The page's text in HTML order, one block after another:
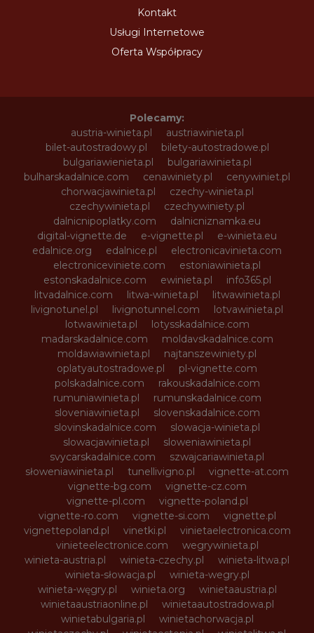
Kontakt
Usługi Internetowe
Oferta Współpracy
Polecamy:
austria-winieta.pl
austriawinieta.pl
bilet-autostradowy.pl
bilety-autostradowe.pl
bulgariawienieta.pl
bulgariawinieta.pl
bulharskadalnice.com
cenawiniety.pl
cenywiniet.pl
chorwacjawinieta.pl
czechy-winieta.pl
czechywinieta.pl
czechywiniety.pl
dalnicnipoplatky.com
dalnicniznamka.eu
digital-vignette.de
e-vignette.pl
e-winieta.eu
edalnice.org
edalnice.pl
electronicavinieta.com
electroniceviniete.com
estoniawinieta.pl
estonskadalnice.com
ewinieta.pl
info365.pl
litvadalnice.com
litwa-winieta.pl
litwawinieta.pl
livignotunel.pl
livignotunnel.com
lotvawinieta.pl
lotwawinieta.pl
lotysskadalnice.com
madarskadalnice.com
moldavskadalnice.com
moldawiawinieta.pl
najtanszewiniety.pl
oplatyautostradowe.pl
pl-vignette.com
polskadalnice.com
rakouskadalnice.com
rumuniawinieta.pl
rumunskadalnice.com
sloveniawinieta.pl
slovenskadalnice.com
slovinskadalnice.com
slowacja-winieta.pl
slowacjawinieta.pl
sloweniawinieta.pl
svycarskadalnice.com
szwajcariawinieta.pl
słoweniawinieta.pl
tunellivigno.pl
vignette-at.com
vignette-bg.com
vignette-cz.com
vignette-pl.com
vignette-poland.pl
vignette-ro.com
vignette-si.com
vignette.pl
vignettepoland.pl
vinetki.pl
vinietaelectronica.com
vinieteelectronice.com
wegrywinieta.pl
winieta-austria.pl
winieta-czechy.pl
winieta-litwa.pl
winieta-słowacja.pl
winieta-wegry.pl
winieta-węgry.pl
winieta.org
winietaaustria.pl
winietaaustriaonline.pl
winietaautostradowa.pl
winietabulgaria.pl
winietachorwacja.pl